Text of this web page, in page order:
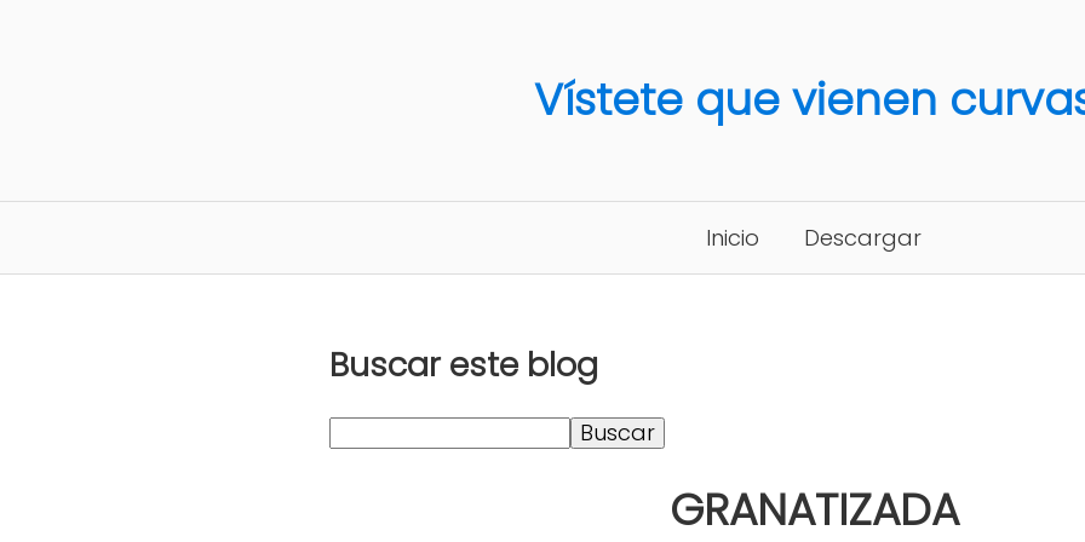
Vístete que vienen
Inicio Descargar
Buscar este blog
GRANATIZADA